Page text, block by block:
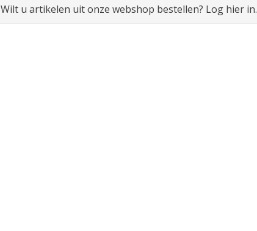
Wilt u artikelen uit onze webshop bestellen? Log hier in.